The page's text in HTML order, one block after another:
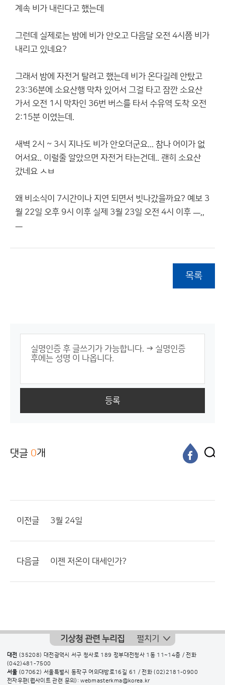
계속 비가 내린다고 했는데
그런데 실제로는 밤에 비가 안오고 다음달 오전 4시쯤 비가
내리고 있네요?
그래서 밤에 자전거 탈려고 했는데 비가 온다길레 안탔고
23:36분에 소요산행 막차 있어서 그걸 타고 잠깐 소요산
가서 오전 1시 막차인 36번 버스를 타서 수유역 도착 오전
2:15분 이였는데.
새벽 2시 ~ 3시 지나도 비가 안오더군요... 참나 어이가 없
어서요.. 이럴줄 알았으면 자전거 타는건데.. 괜히 소요산
갔네요 ㅅㅂ
왜 비소식이 7시간이나 지연 되면서 빗나갔을까요? 예보 3
월 22일 오후 9시 이후 실제 3월 23일 오전 4시 이후 ㅡ,,
ㅡ
목록
등록
댓글 0개
이전글 3월 24일
다음글 이젠 저온이 대세인가?
기상청 관련 누리집 펼치기
대전 (35208) 대전광역시 서구 청사로 189 정부대전청사 1동 11~14층 / 전화
(042)481-7500
서울 (07062) 서울특별시 동작구 여의대방로16길 61 / 전화(02)2181-0900
전자우편(웹사이트 관련 문의): webmasterkma@korea.kr